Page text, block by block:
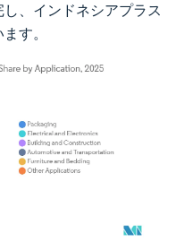
、インドネシアプラス
す。